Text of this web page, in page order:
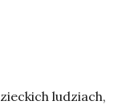
ludziach,